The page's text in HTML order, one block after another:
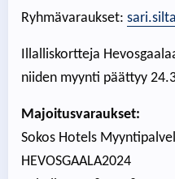
Ryhmävaraukset:
Illalliskortteja
niiden myynti päättyy
Majoitusvaraukset:
Sokos Hotels
HEVOSGAALA2024